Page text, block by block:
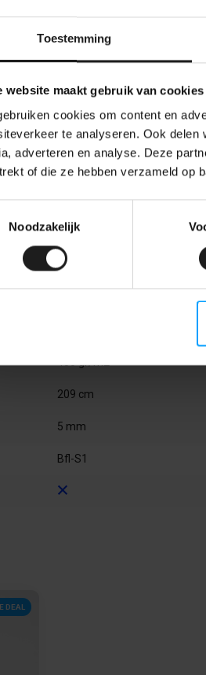
Toestemming
website maakt gebruik van cookies
cookies om content en
te analyseren. Ook
adverteren en analyse. Deze
of die ze hebben verzameld op
Noodzakelijk
hogere warmtebelasting tot 110 °C
vetvrij is. Schud de spuitbus goed voor
druk dan stevig aan voor een optimale
oppervlakken waarin plastic is
producten, en de service richting
een verschil in kleur, streepvorming
worden ontleend aan de
450 gr/m2
209 cm
5 mm
Bfl-S1
DEAL